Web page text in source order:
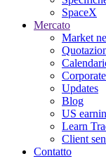
SpaceX
Mercato
Market
Updates
Blog
US
Learn
Client
Contatto